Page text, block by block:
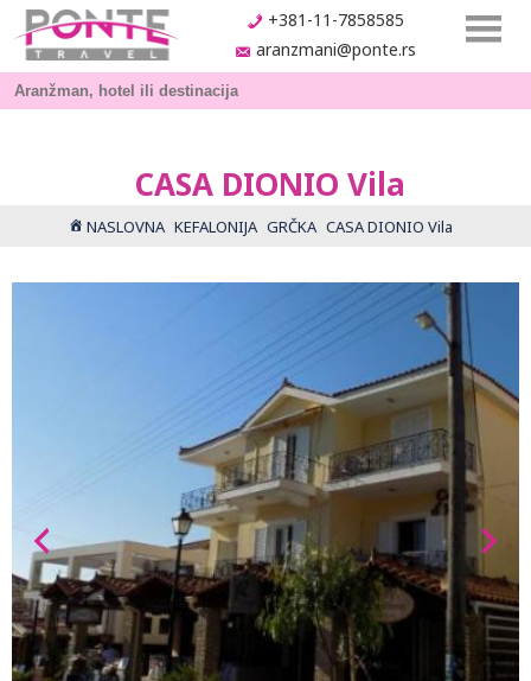
+381-11-7858585
aranzmani@ponte.rs
CASA DIONIO Vila
NASLOVNA KEFALONIJA GRČKA CASA DIONIO Vila